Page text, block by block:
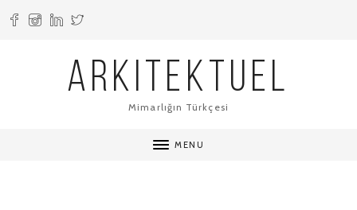
ARKITEKTUEL
Mimarlığın Türkçesi
MENU